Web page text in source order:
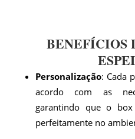
BENEFÍCIOS
Personalização: Cada
acordo com as
garantindo que o
perfeitamente no